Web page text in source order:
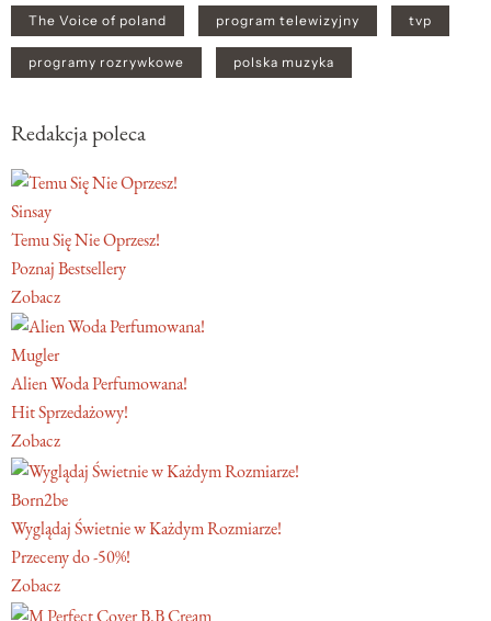
The Voice of poland program telewizyjny tvp
programy rozrywkowe polska muzyka
Redakcja poleca
Sinsay
Temu Się Nie Oprzesz!
Poznaj Bestsellery
Zobacz
Mugler
Alien Woda Perfumowana!
Hit Sprzedażowy!
Zobacz
Born2be
Wyglądaj Świetnie w Każdym Rozmiarze!
Przeceny do -50%!
Zobacz